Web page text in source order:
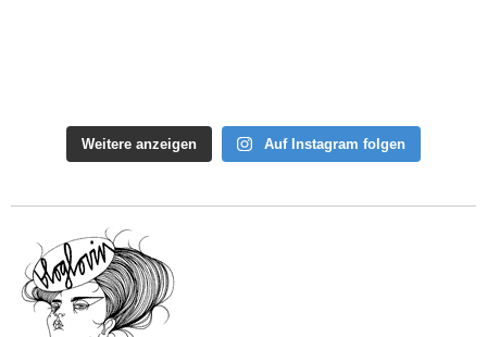
Weitere anzeigen Auf Instagram folgen